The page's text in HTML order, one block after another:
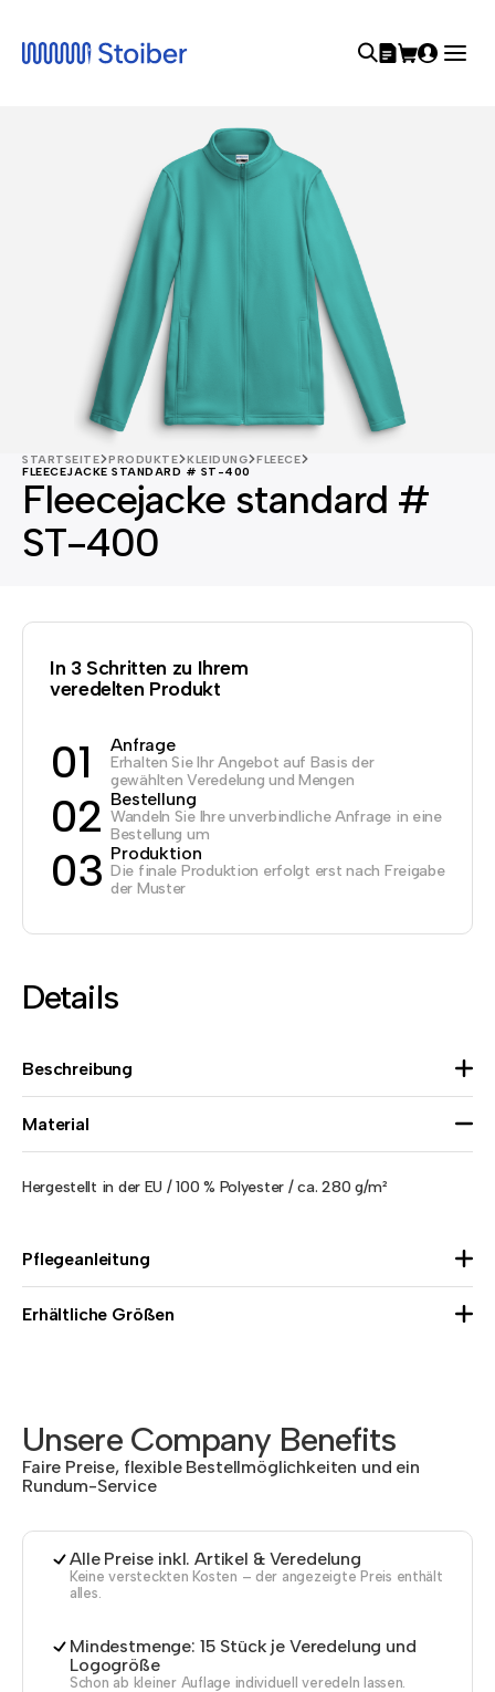
STARTSEITE PRODUKTE KLEIDUNG
FLEECE
FLEECEJACKE STANDARD # ST-400
Fleecejacke standard #
ST-400
In 3 Schritten zu Ihrem
veredelten Produkt
01 Anfrage
Erhalten Sie Ihr Angebot auf Basis der
gewählten Veredelung und Mengen
02 Bestellung
Wandeln Sie Ihre unverbindliche Anfrage in eine
Bestellung um
03 Produktion
Die finale Produktion erfolgt erst nach Freigabe
der Muster
Details
Beschreibung
Material
Hergestellt in der EU / 100 % Polyester / ca. 280 g/m²
Pflegeanleitung
Erhältliche Größen
Unsere Company Benefits
Faire Preise, flexible Bestellmöglichkeiten und ein
Rundum-Service
Alle Preise inkl. Artikel & Veredelung
Keine versteckten Kosten – der angezeigte Preis enthält
alles.
Mindestmenge: 15 Stück je Veredelung und
Logogröße
Schon ab kleiner Auflage individuell veredeln lassen.